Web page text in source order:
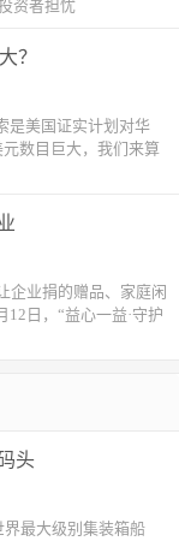
资者担忧
？
是美国证实计划对华
数目巨大，我们来算
企业捐的赠品、家庭闲
12日，“益心一益·守护
头
最大级别集装箱船